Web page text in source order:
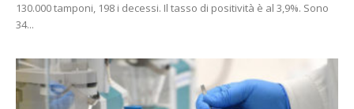
130.000 tamponi, 198 i decessi. Il tasso di positività è al 3,9%. Sono
34...